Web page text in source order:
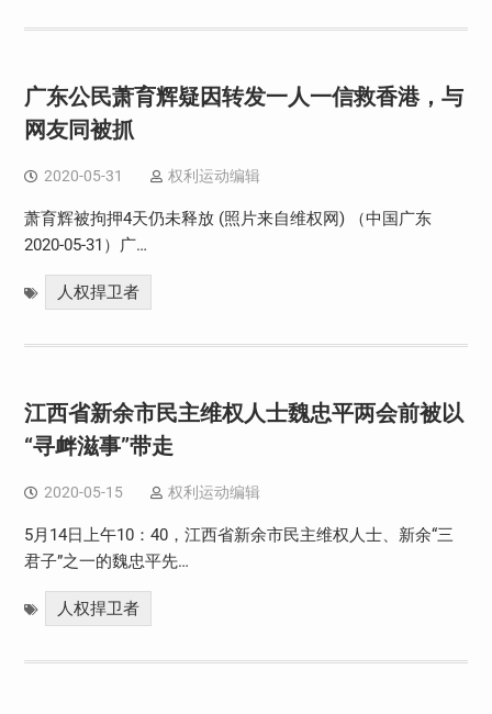
广东公民萧育辉疑因转发一人一信救香港，与
网友同被抓
2020-05-31 权利运动编辑
萧育辉被拘押4天仍未释放 (照片来自维权网) （中国广东
2020-05-31）广…
人权捍卫者
江西省新余市民主维权人士魏忠平两会前被以
“寻衅滋事”带走
2020-05-15 权利运动编辑
5月14日上午10：40，江西省新余市民主维权人士、新余“三
君子”之一的魏忠平先…
人权捍卫者